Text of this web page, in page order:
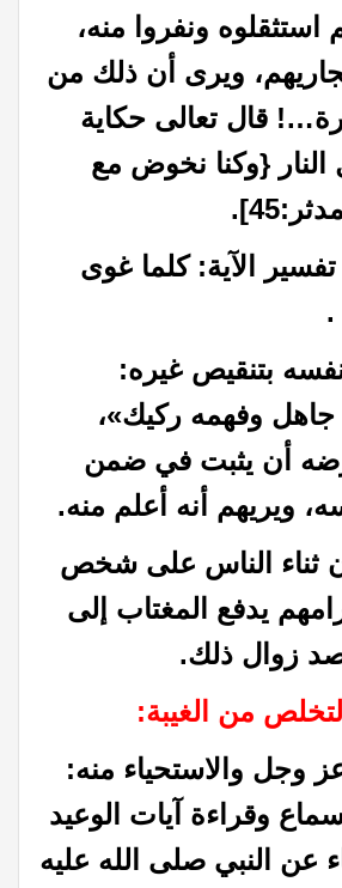
استثقلوه ونفروا منه،
ويرى أن ذلك من
قال تعالى حكاية
{وكنا نخوض مع
الآية: كلما غوى
.
نفسه بتنقيص غيره:
جاهل وفهمه ركيك»،
أن يثبت في ضمن
ويريهم أنه أعلم منه.
ثناء الناس على شخص
يدفع المغتاب إلى
زوال ذلك.
من الغيبة:
وجل والاستحياء منه:
وقراءة آيات الوعيد
عن النبي صلى الله عليه